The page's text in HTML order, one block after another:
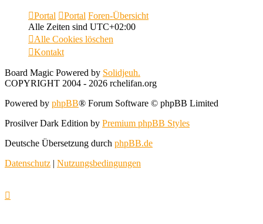
Portal Portal Foren-Übersicht
Alle Zeiten sind UTC+02:00
Alle Cookies löschen
Kontakt
Board Magic Powered by Solidjeuh.
COPYRIGHT 2004 - 2026 rchelifan.org
Powered by phpBB® Forum Software © phpBB Limited
Prosilver Dark Edition by Premium phpBB Styles
Deutsche Übersetzung durch phpBB.de
Datenschutz | Nutzungsbedingungen